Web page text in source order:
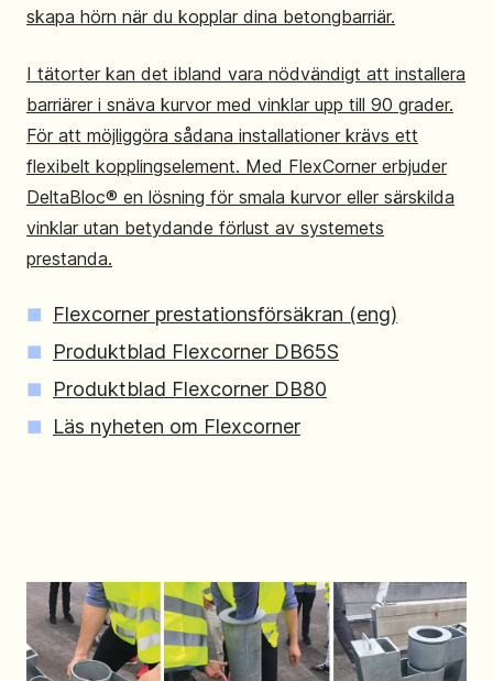
skapa hörn när du kopplar dina betongbarriär.
I tätorter kan det ibland vara nödvändigt att installera
barriärer i snäva kurvor med vinklar upp till 90 grader.
För att möjliggöra sådana installationer krävs ett
flexibelt kopplingselement. Med FlexCorner erbjuder
DeltaBloc® en lösning för smala kurvor eller särskilda
vinklar utan betydande förlust av systemets
prestanda.
Flexcorner prestationsförsäkran (eng)
Produktblad Flexcorner DB65S
Produktblad Flexcorner DB80
Läs nyheten om Flexcorner